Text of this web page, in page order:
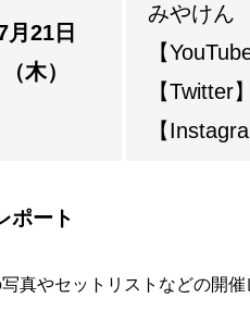
月21日
（木）
みやけん
【
【Twitter
【
ポート
真やセットリストなどの開